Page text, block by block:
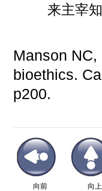
来主宰知
Manson
bioethics.
p200.
向上
向前